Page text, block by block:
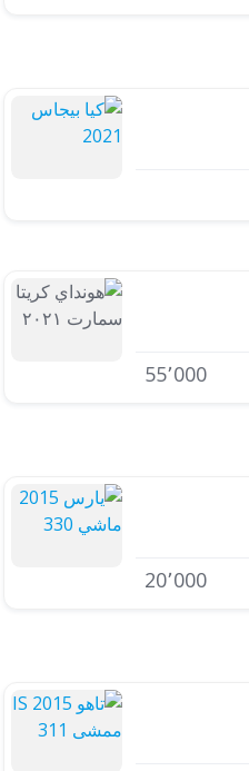
55٬000
20٬000